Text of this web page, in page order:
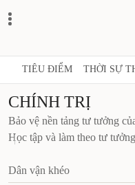
TIÊU ĐIỂM THỜI SỰ
CHÍNH TRỊ
Bảo vệ nền tảng tư tưởng
Học tập và làm theo tư
Dân vận khéo